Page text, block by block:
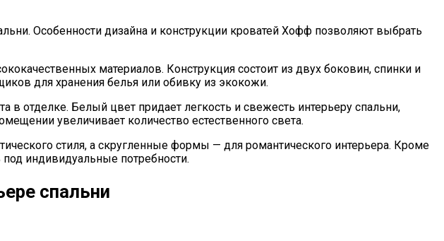
Особенности дизайна и конструкции кроватей Хофф позволяют выбрать
материалов. Конструкция состоит из двух боковин, спинки и
для хранения белья или обивку из экокожи.
в отделке. Белый цвет придает легкость и свежесть интерьеру спальни,
увеличивает количество естественного света.
стиля, а скругленные формы — для романтического интерьера. Кроме
индивидуальные потребности.
спальни